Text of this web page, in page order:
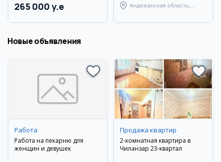
265 000 y.e
Андижанская область,
Новые объявления
Работа
Работа на пекарню для
женщин и девушек
Продажа квартир
2-комнатная квартира в
Чиланзар 23-квартал